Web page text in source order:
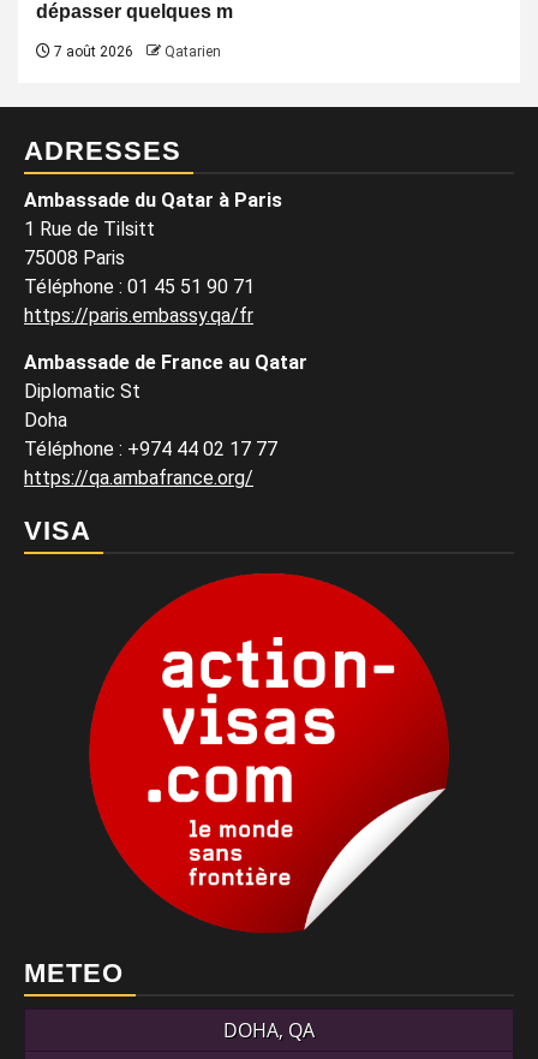
dépasser quelques m
7 août 2026 Qatarien
ADRESSES
Ambassade du Qatar à Paris
1 Rue de Tilsitt
75008 Paris
Téléphone : 01 45 51 90 71
https://paris.embassy.qa/fr
Ambassade de France au Qatar
Diplomatic St
Doha
Téléphone : +974 44 02 17 77
https://qa.ambafrance.org/
VISA
METEO
DOHA, QA